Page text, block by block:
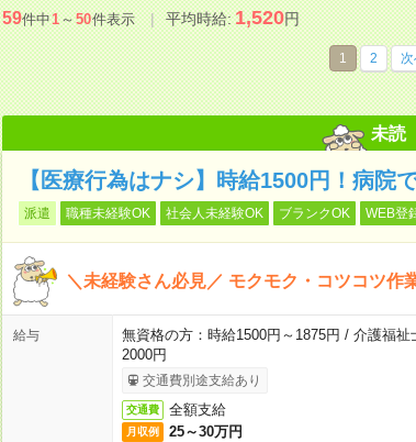
59件中1～50件表示 平均時給:1,520円
1 2
未読
【医療行為はナシ】時給1500円！病院
派遣 職種未経験OK 社会人未経験OK ブランクOK WEB登
＼未経験さん必見／ モクモク・コツコツ作
給与
無資格の方：時給1500円～1875円 / 介護福
2000円
交通費別途支給あり
交通費 全額支給
月収例 25～30万円